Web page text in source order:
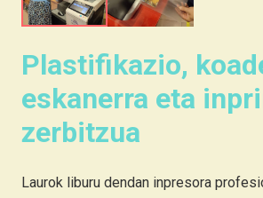
Plastifikazio,
eskanerra eta
zerbitzua
Laurok liburu dendan inpresora